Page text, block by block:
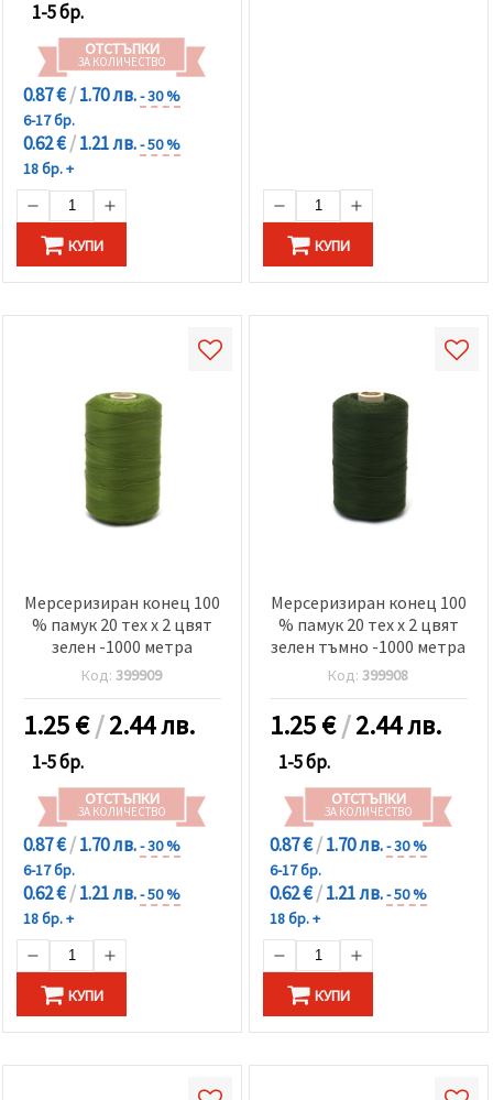
1-5 бр.
ОТСТЪПКИ
ЗА КОЛИЧЕСТВО
0.87 €/1.70 лв.- 30 %
6-17 бр.
0.62 €/1.21 лв.- 50 %
18 бр. +
КУПИ КУПИ
Мерсеризиран конец 100
% памук 20 тех x 2 цвят
зелен -1000 метра
Код:399909
1.25€/2.44 лв.
1-5 бр.
ОТСТЪПКИ
ЗА КОЛИЧЕСТВО
0.87 €/1.70 лв.- 30 %
6-17 бр.
0.62 €/1.21 лв.- 50 %
18 бр. +
КУПИ
Мерсеризиран конец 100
% памук 20 тех x 2 цвят
зелен тъмно -1000 метра
Код:399908
1.25€/2.44 лв.
1-5 бр.
ОТСТЪПКИ
ЗА КОЛИЧЕСТВО
0.87 €/1.70 лв.- 30 %
6-17 бр.
0.62 €/1.21 лв.- 50 %
18 бр. +
КУПИ